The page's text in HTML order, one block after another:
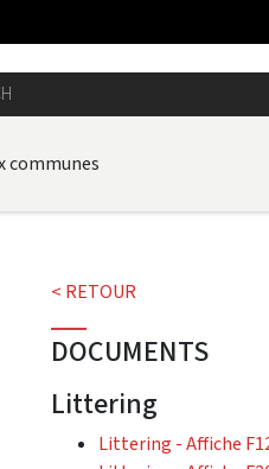
communes
< RETOUR
DOCUMENTS
Littering
Littering - Affiche